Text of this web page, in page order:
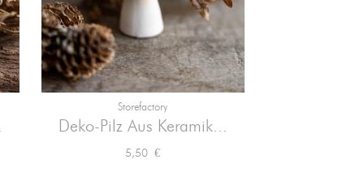
Storefactory
Deko-Pilz Aus Keramik...
Preis
5,50 €
 Vorschau